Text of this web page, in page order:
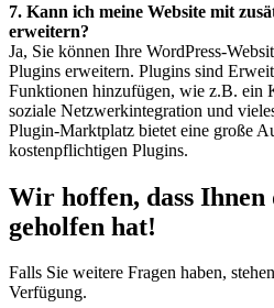
7. Kann ich meine Website mit
erweitern?
Ja, Sie können Ihre WordPress-
Plugins erweitern. Plugins sind
Funktionen hinzufügen, wie z.B. ein
soziale Netzwerkintegration und
Plugin-Marktplatz bietet eine große
kostenpflichtigen Plugins.
Wir hoffen, dass Ihnen
geholfen hat!
Falls Sie weitere Fragen haben,
Verfügung.